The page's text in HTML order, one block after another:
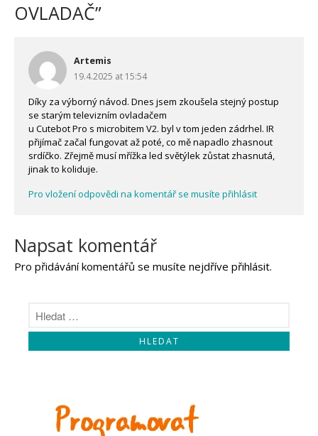
OVLADAČ”
Artemis
19.4.2025 at 15:54
Díky za výborný návod. Dnes jsem zkoušela stejný postup
se starým televizním ovladačem
u Cutebot Pro s microbitem V2. byl v tom jeden zádrhel. IR
přijímač začal fungovat až poté, co mě napadlo zhasnout
srdíčko. Zřejmě musí mřížka led světýlek zůstat zhasnutá,
jinak to koliduje.
Pro vložení odpovědi na komentář se musíte přihlásit
Napsat komentář
Pro přidávání komentářů se musíte nejdříve přihlásit.